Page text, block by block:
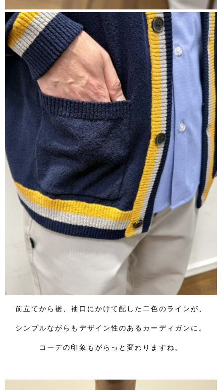
前立てから裾、袖口にかけて配した二色のラインが、
シンプルながらもデザイン性のあるカーディガンに。
コーデの印象もがらっと変わりますね。